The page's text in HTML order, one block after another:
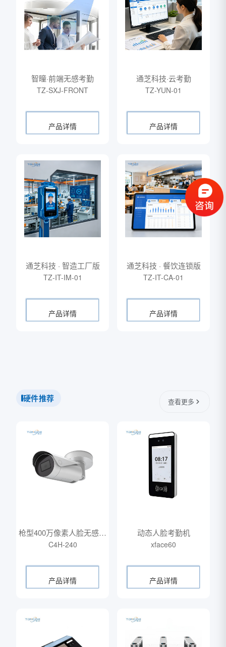
智瞳·前端无感考勤
TZ-SXJ-FRONT
产品详情
通芝科技·云考勤
TZ-YUN-01
产品详情
通芝科技 · 智造工厂版
TZ-IT-IM-01
产品详情
通芝科技 · 餐饮连锁版
TZ-IT-CA-01
产品详情
硬件推荐 查看更多
枪型400万像素人脸无感摄
像机
C4H-240
产品详情
动态人脸考勤机
xface60
产品详情